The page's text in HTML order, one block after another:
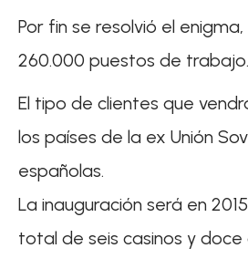
Por fin se resolvió el
260.000 puestos de
El tipo de clientes que
los países de la ex Unión
españolas.
La inauguración será en
total de seis casinos y